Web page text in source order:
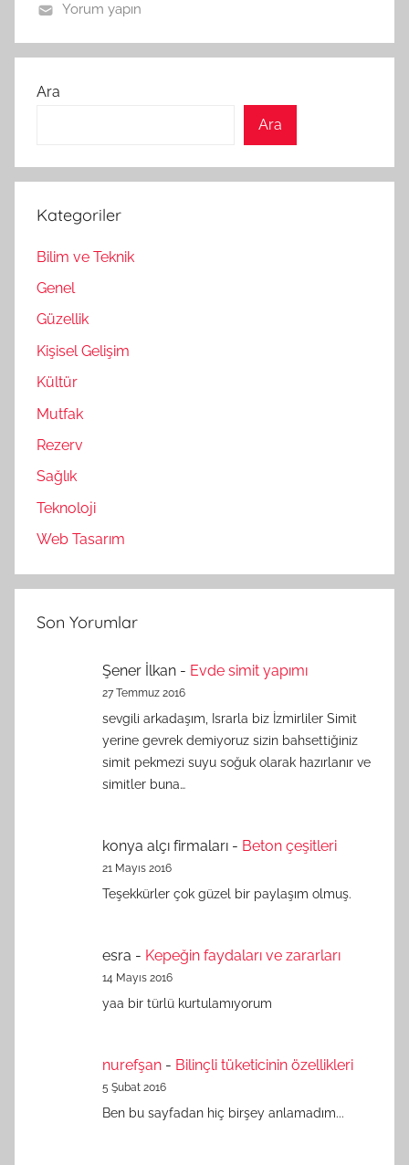
Yorum yapın
Ara
Ara
Kategoriler
Bilim ve Teknik
Genel
Güzellik
Kişisel Gelişim
Kültür
Mutfak
Rezerv
Sağlık
Teknoloji
Web Tasarım
Son Yorumlar
Şener İlkan - Evde simit yapımı
27 Temmuz 2016
sevgili arkadaşım, Israrla biz İzmirliler Simit
yerine gevrek demiyoruz sizin bahsettiğiniz
simit pekmezi suyu soğuk olarak hazırlanır ve
simitler buna…
konya alçı firmaları - Beton çeşitleri
21 Mayıs 2016
Teşekkürler çok güzel bir paylaşım olmuş.
esra - Kepeğin faydaları ve zararları
14 Mayıs 2016
yaa bir türlü kurtulamıyorum
nurefşan - Bilinçli tüketicinin özellikleri
5 Şubat 2016
Ben bu sayfadan hiç birşey anlamadım...